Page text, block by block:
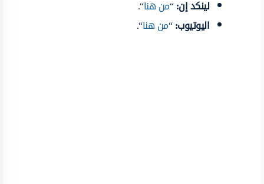
لينكد إن:“من هنا“.
اليوتيوب:“من هنا“.